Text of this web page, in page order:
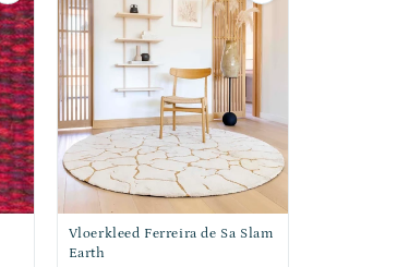
Vloerkleed Ferreira de Sa Slam
Earth